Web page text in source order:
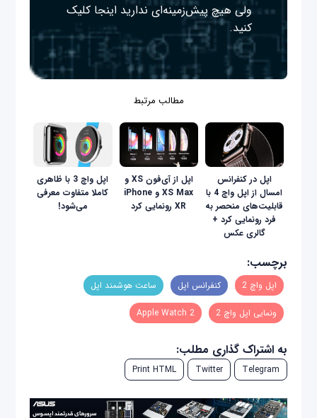
ولی هیچ پیش‌زمینه‌ای نداریداینجا کلیک
کنید.
مطالب مرتبط
اپل در کنفرانس
امسال از اپل واچ 4 با
قابلیت‌های منحصر به
فرد رونمایی کرد +
گالری عکس
اپل از آی‌فون XS و
XS Max و iPhone
XR رونمایی کرد
اپل واچ 3 با ظاهری
کاملا متفاوت معرفی
می‌شود!
برچسب:
اپل واچ 2 کنفرانس اپل ساعت هوشمند اپل
ونمایی اپل واچ 2 Apple Watch 2
به اشتراک گذاری مطلب:
Telegram
Twitter
Print HTML